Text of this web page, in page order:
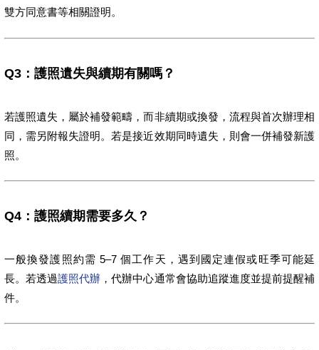
雙方同意書等相關證明。
Q3：護照遺失與續期有關嗎？
若護照遺失，屬於補發範疇，而非續期或換發，流程與首次辦理相
同，需另附報失證明。若是接近效期同時遺失，則會一併補發新護
照。
Q4：護照續期需要多久？
一般換發護照約需 5–7 個工作天，遇到國定連假或旺季可能延
長。若透過護照代辦 ，代辦中心通常會協助追蹤進度並提前提醒補
件。